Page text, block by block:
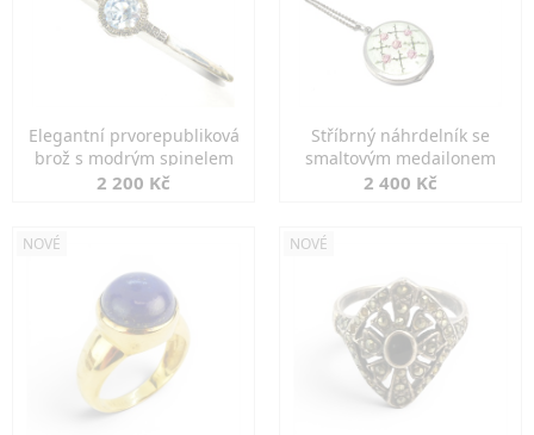
Elegantní prvorepubliková
brož s modrým spinelem
2 200 Kč
Stříbrný náhrdelník se
smaltovým medailonem
2 400 Kč
NOVÉ NOVÉ